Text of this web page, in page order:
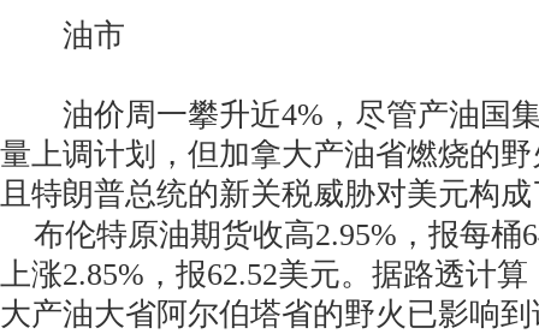
油市
油价周一攀升近4%，尽管产油国集
量上调计划，但加拿大产油省燃烧的
且特朗普总统的新关税威胁对美元构
布伦特原油期货收高2.95%，报每桶
上涨2.85%，报62.52美元。据路透计
大产油大省阿尔伯塔省的野火已影响